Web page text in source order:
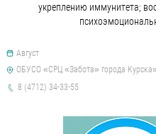
укреплению иммунитета;
Август
ОБУСО «СРЦ «Забота» города
8 (4712) 34-33-55